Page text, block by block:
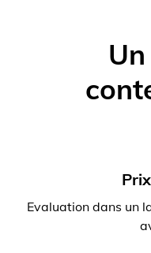
Evaluation dans un